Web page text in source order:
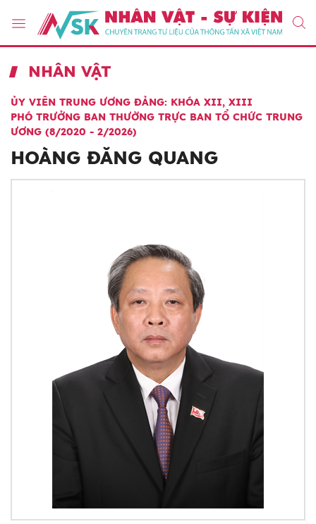
NHÂN VẬT
ỦY VIÊN TRUNG ƯƠNG ĐẢNG: KHÓA XII, XIII
PHÓ TRƯỞNG BAN THƯỜNG TRỰC BAN TỔ CHỨC TRUNG
ƯƠNG (8/2020 - 2/2026)
HOÀNG ĐĂNG QUANG